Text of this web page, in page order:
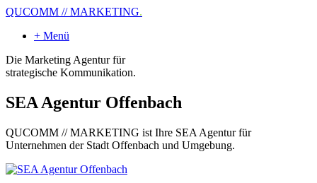
QUCOMM // MARKETING.
+ Menü
Die Marketing Agentur für
strategische Kommunikation.
SEA Agentur Offenbach
QUCOMM // MARKETING ist Ihre SEA Agentur für
Unternehmen der Stadt Offenbach und Umgebung.